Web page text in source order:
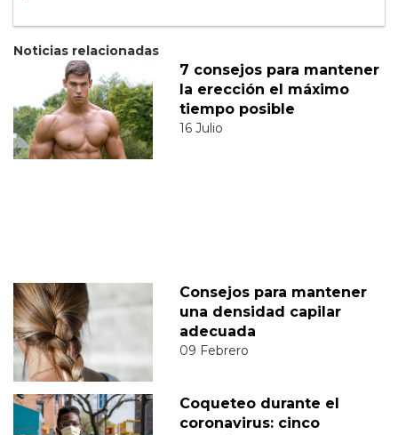
Noticias relacionadas
7 consejos para mantener
la erección el máximo
tiempo posible
16 Julio
Consejos para mantener
una densidad capilar
adecuada
09 Febrero
Coqueteo durante el
coronavirus: cinco